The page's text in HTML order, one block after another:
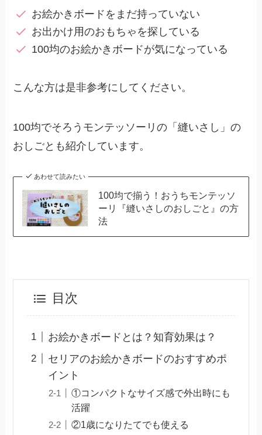
お絵かきボードをまだ持っていない
お出かけ用のおもちゃを探している
100均のお絵かきボードが気になっている
こんな方は是非参考にしてください。
100均でそろうモンテッソーリの「縫いさし」の
おしごとも紹介しています。
あわせて読みたい
100均で揃う！おうちモンテッソ
ーリ『縫いさしのおしごと』の方
法
目次
お絵かきボードとは？知育効果は？
セリアのお絵かきボードのおすすめポ
イント
①コンパクトなサイズ感で外出時にも
活躍
②1歳になりたてでも使える